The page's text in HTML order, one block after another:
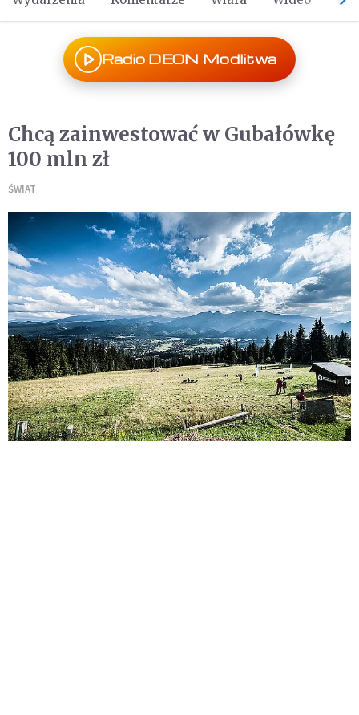
Radio DEON Modlitwa
Chcą zainwestować w Gubałówkę
100 mln zł
ŚWIAT